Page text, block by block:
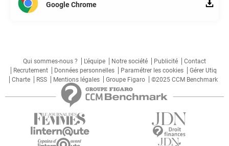
Google Chrome
Qui sommes-nous ? L'équipe Notre société Publicité
Contact
Recrutement
Données personnelles Paramétrer les cookies
Gérer Utiq
Charte
RSS Mentions légales Groupe Figaro ©2025 CCM Benchmark